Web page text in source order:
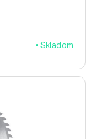
Skladom